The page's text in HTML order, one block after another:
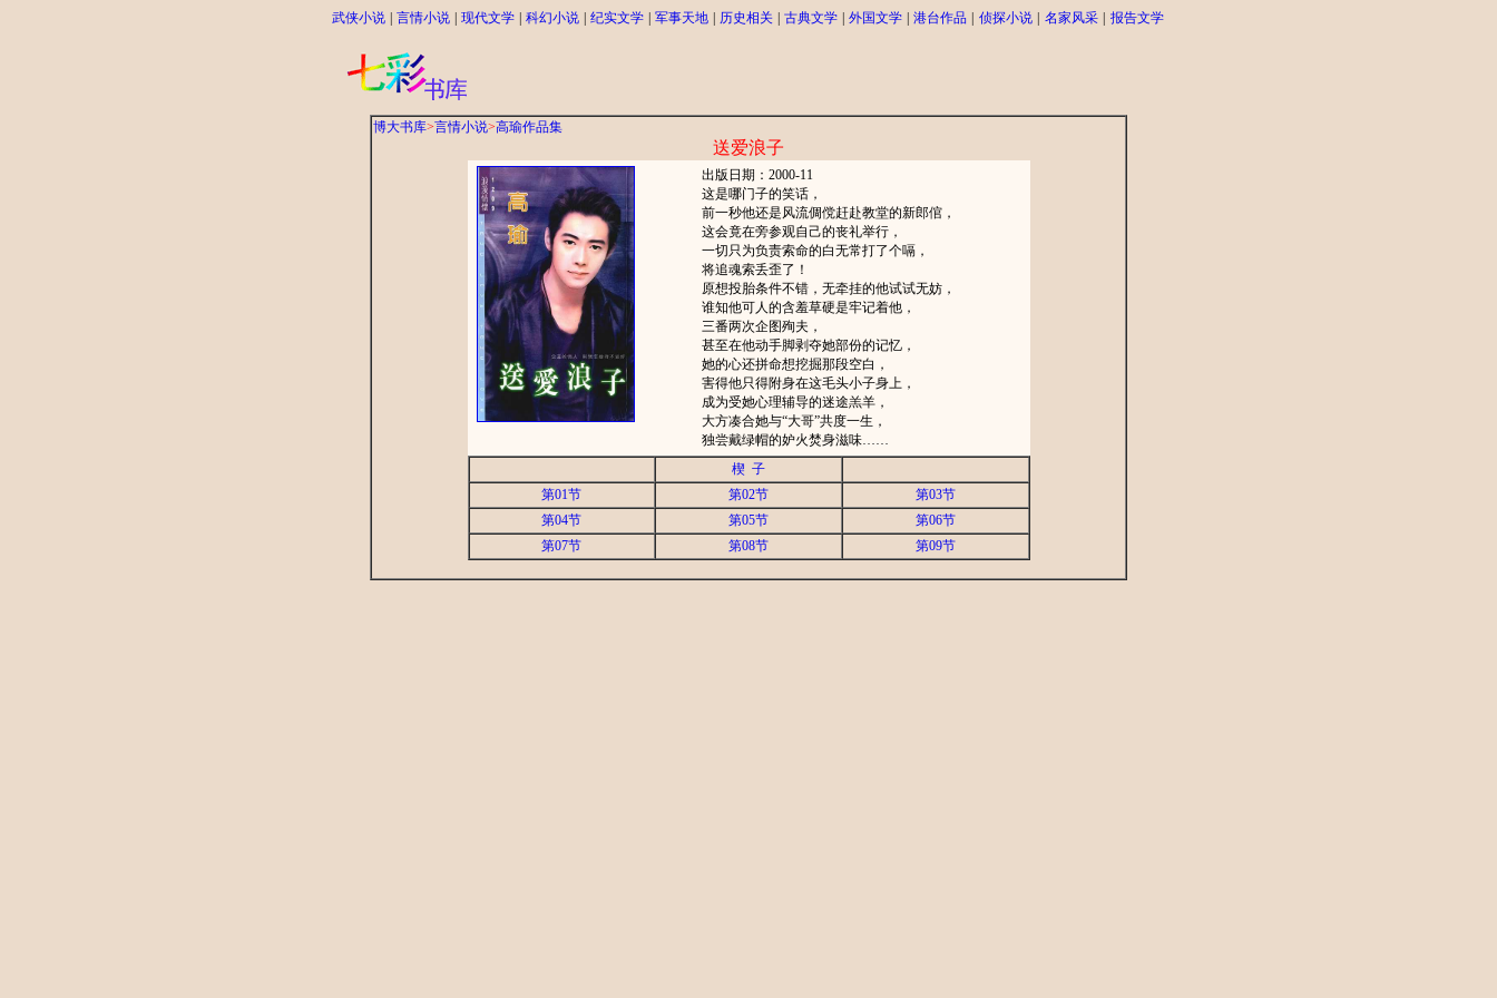
武侠小说 言情小说 现代文学 科幻小说 纪实文学 军事天地 历史相关 古典文学 外国文学 港台作品 侦探小说 名家风采 报告文学
博大书库>言情小说>高瑜作品集
送爱浪子
出版日期：2000-11
这是哪门子的笑话，
前一秒他还是风流倜傥赶赴教堂的新郎倌，
这会竟在旁参观自己的丧礼举行，
一切只为负责索命的白无常打了个嗝，
将追魂索丢歪了！
原想投胎条件不错，无牵挂的他试试无妨，
谁知他可人的含羞草硬是牢记着他，
三番两次企图殉夫，
甚至在他动手脚剥夺她部份的记忆，
她的心还拼命想挖掘那段空白，
害得他只得附身在这毛头小子身上，
成为受她心理辅导的迷途羔羊，
大方凑合她与“大哥”共度一生，
独尝戴绿帽的妒火焚身滋味……
楔 子
第01节
第02节
第03节
第04节
第05节
第06节
第07节
第08节 第09节